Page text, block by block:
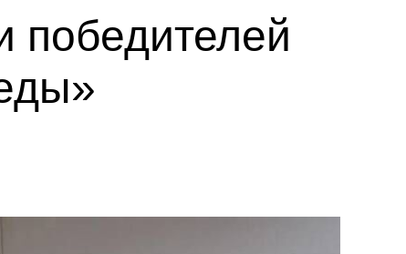
победителей